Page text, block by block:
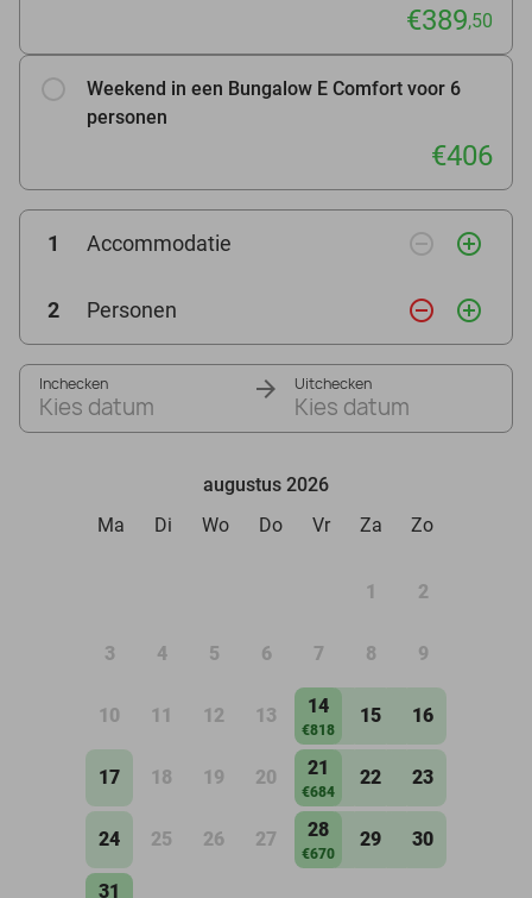
€389,50
Weekend in een Bungalow E Comfort voor 6
personen
€406
1 Accommodatie remove_circle_outline add_circle_outline
2 Personen remove_circle_outline add_circle_outline
Inchecken
Kies datum
Uitchecken
Kies datum
augustus 2026
Ma
Di Wo Do Vr Za Zo
1 2
3 4 5 6 7 8 9
10 11 12 13 14
€818
15 16
17 18 19 20 21
€684
22 23
24 25 26 27 28
€670
29 30
31